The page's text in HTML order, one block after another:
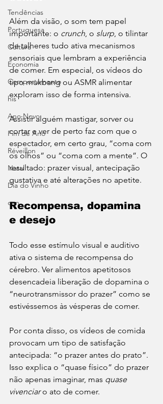
Tendências
Portuguesa
Cultura
Economia
Comportamento
his
Ano Novo
Fim de Ano
Réveillon
Natal
Dia do Vinho
con
Além da visão, o som tem papel
importante: o crunch, o slurp, o tilintar
de talheres tudo ativa mecanismos
sensoriais que lembram a experiência
de comer. Em especial, os vídeos do
tipo mukbang ou ASMR alimentar
exploram isso de forma intensiva.
Assistir alguém mastigar, sorver ou
cortar e ver de perto faz com que o
espectador, em certo grau, “coma com
os olhos” ou “coma com a mente”. O
resultado: prazer visual, antecipação
gustativa e até alterações no apetite.
Recompensa, dopamina
e desejo
Todo esse estímulo visual e auditivo
ativa o sistema de recompensa do
cérebro. Ver alimentos apetitosos
desencadeia liberação de dopamina o
“neurotransmissor do prazer” como se
estivéssemos às vésperas de comer.
Por conta disso, os vídeos de comida
provocam um tipo de satisfação
antecipada: “o prazer antes do prato”.
Isso explica o “quase físico” do prazer
não apenas imaginar, mas quase
vivenciar o ato de comer.